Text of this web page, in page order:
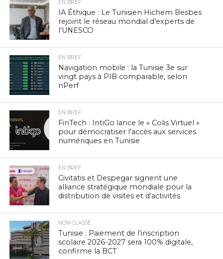
EN BREF
IA Éthique : Le Tunisien Hichem Besbes
rejoint le réseau mondial d’experts de
l’UNESCO
EN BREF
Navigation mobile : la Tunisie 3e sur
vingt pays à PIB comparable, selon
nPerf
EN BREF
FinTech : IntiGo lance le « Colis Virtuel »
pour démocratiser l’accès aux services
numériques en Tunisie
EN BREF
Civitatis et Despegar signent une
alliance stratégique mondiale pour la
distribution de visites et d’activités
NON CLASSÉ
Tunisie : Paiement de l’inscription
scolaire 2026-2027 sera 100% digitale,
confirme la BCT